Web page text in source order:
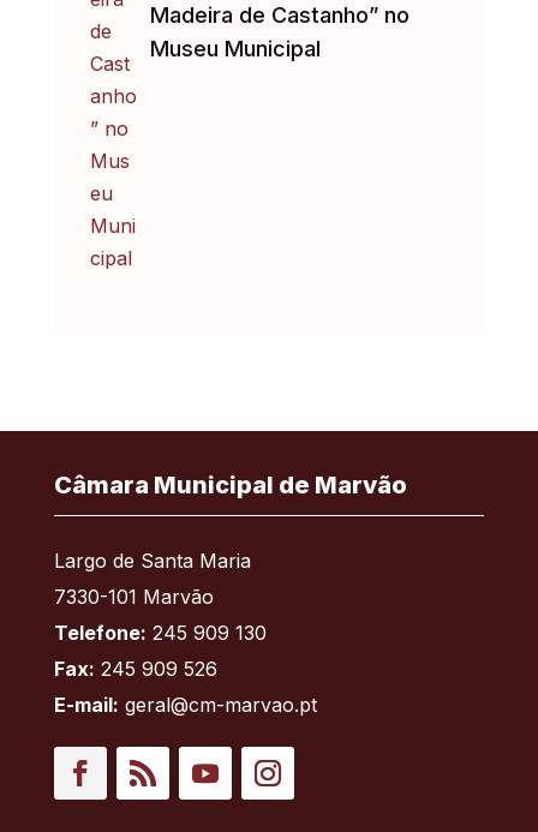
Madeira de Castanho” no
Museu Municipal
Câmara Municipal de Marvão
Largo de Santa Maria
7330-101 Marvão
Telefone: 245 909 130
Fax: 245 909 526
E-mail: geral@cm-marvao.pt